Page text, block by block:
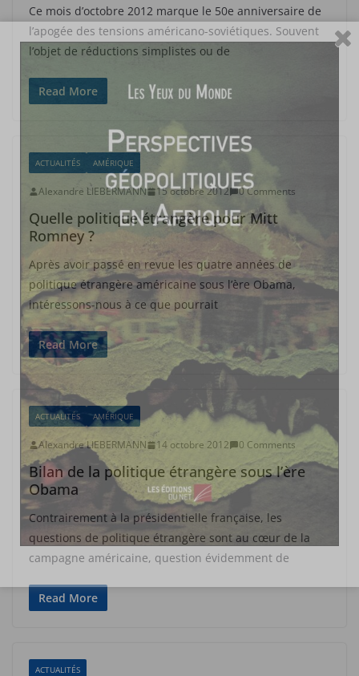
Ce mois d’octobre 2012 marque le 50e anniversaire de
l’apogée des tensions américano-soviétiques. Souvent
l’objet de réductions simplistes ou de
Read More
ACTUALITÉS AMÉRIQUE
Alexandre LIEBERMANN 15 octobre 2012 0 Comments
Quelle politique étrangère pour Mitt
Romney ?
Après avoir passé en revue les quatre années de
politique étrangère américaine sous l’ère Obama,
intéressons-nous à ce que pourrait
Read More
ACTUALITÉS AMÉRIQUE
Alexandre LIEBERMANN 14 octobre 2012 0 Comments
Bilan de la politique étrangère sous l’ère
Obama
Contrairement à la présidentielle française, les
questions de politique étrangère sont au cœur de la
campagne américaine, question évidemment de
Read More
ACTUALITÉS